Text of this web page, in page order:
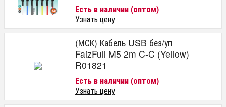
Есть в наличии (оптом)
Узнать цену
(МСК) Кабель USB без/уп
FaizFull M5 2m C-C (Yellow)
R01821
Есть в наличии (оптом)
Узнать цену